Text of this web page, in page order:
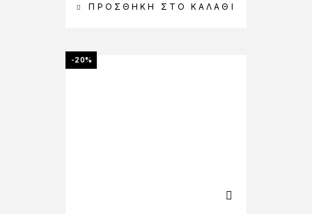
ΠΡΟΣΘΉΚΗ ΣΤΟ ΚΑΛΆΘΙ
-20%